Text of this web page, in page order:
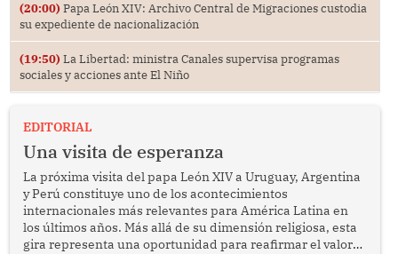
(20:00) Papa León XIV: Archivo Central de Migraciones custodia
su expediente de nacionalización
(19:50) La Libertad: ministra Canales supervisa programas
sociales y acciones ante El Niño
EDITORIAL
Una visita de esperanza
La próxima visita del papa León XIV a Uruguay, Argentina
y Perú constituye uno de los acontecimientos
internacionales más relevantes para América Latina en
los últimos años. Más allá de su dimensión religiosa, esta
gira representa una oportunidad para reafirmar el valor